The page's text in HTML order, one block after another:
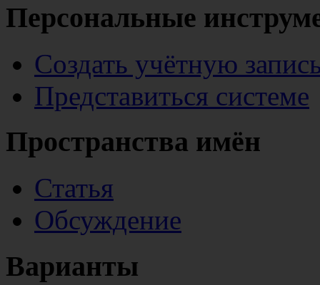
Персональные
Создать учётную
Представиться системе
Пространства имён
Статья
Обсуждение
Варианты